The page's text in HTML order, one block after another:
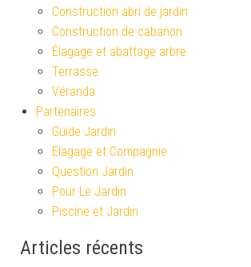
Construction abri de jardin
Construction de cabanon
Élagage et abattage arbre
Terrasse
Véranda
Partenaires
Guide Jardin
Elagage et Compagnie
Question Jardin
Pour Le Jardin
Piscine et Jardin
Articles récents